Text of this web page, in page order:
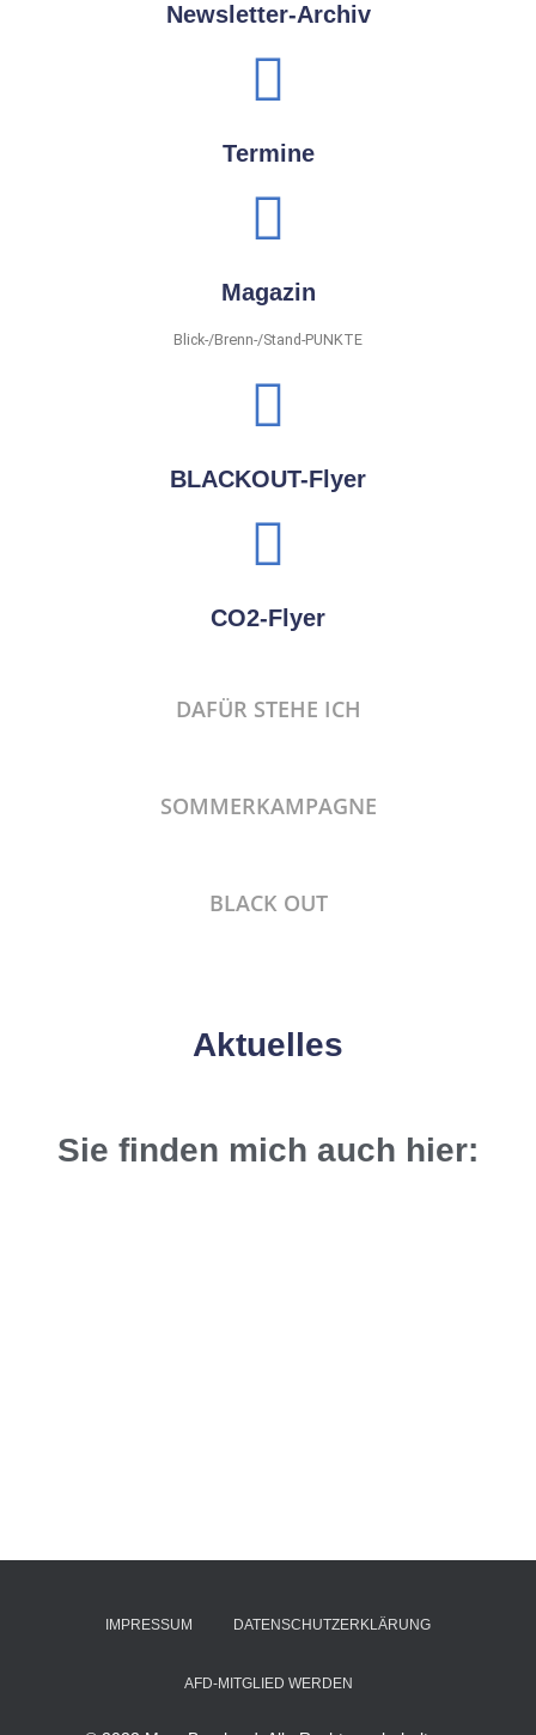
Newsletter-Archiv
Termine
Magazin
Blick-/Brenn-/Stand-PUNKTE
BLACKOUT-Flyer
CO2-Flyer
DAFÜR STEHE ICH
SOMMERKAMPAGNE
BLACK OUT
Aktuelles
Sie finden mich auch hier:
IMPRESSUM DATENSCHUTZERKLÄRUNG
AFD-MITGLIED WERDEN